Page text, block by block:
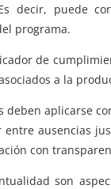
decir, puede
programa.
de
a la
deben aplicarse
ausencias
con
son